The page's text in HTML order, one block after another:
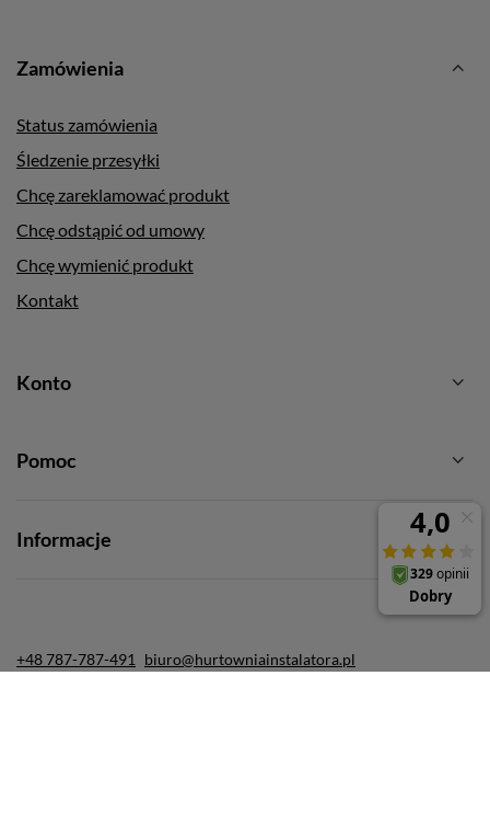
Zamówienia
Status zamówienia
Śledzenie przesyłki
Chcę zareklamować produkt
Chcę odstąpić od umowy
Chcę wymienić produkt
Kontakt
Konto
Pomoc
Informacje
+48 787-787-491
biuro@hurtowniainstalatora.pl